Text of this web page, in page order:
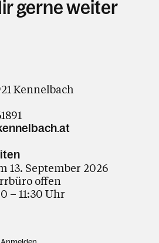
gerne weiter
Kennelbach
13. September 2026
offen
– 11:30 Uhr